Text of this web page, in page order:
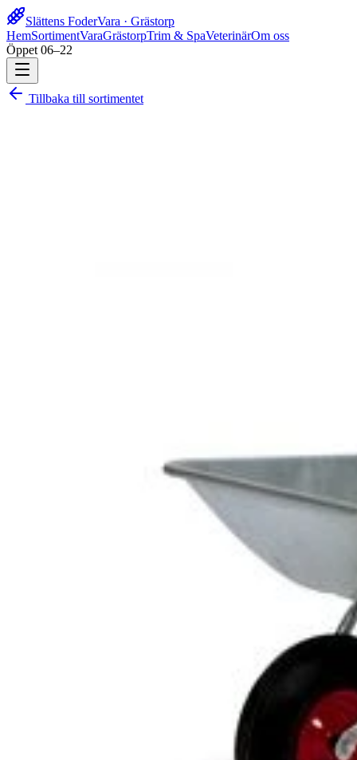
Slättens FoderVara · Grästorp
HemSortimentVaraGrästorpTrim & SpaVeterinärOm oss
Öppet 06–22
Tillbaka till sortimentet